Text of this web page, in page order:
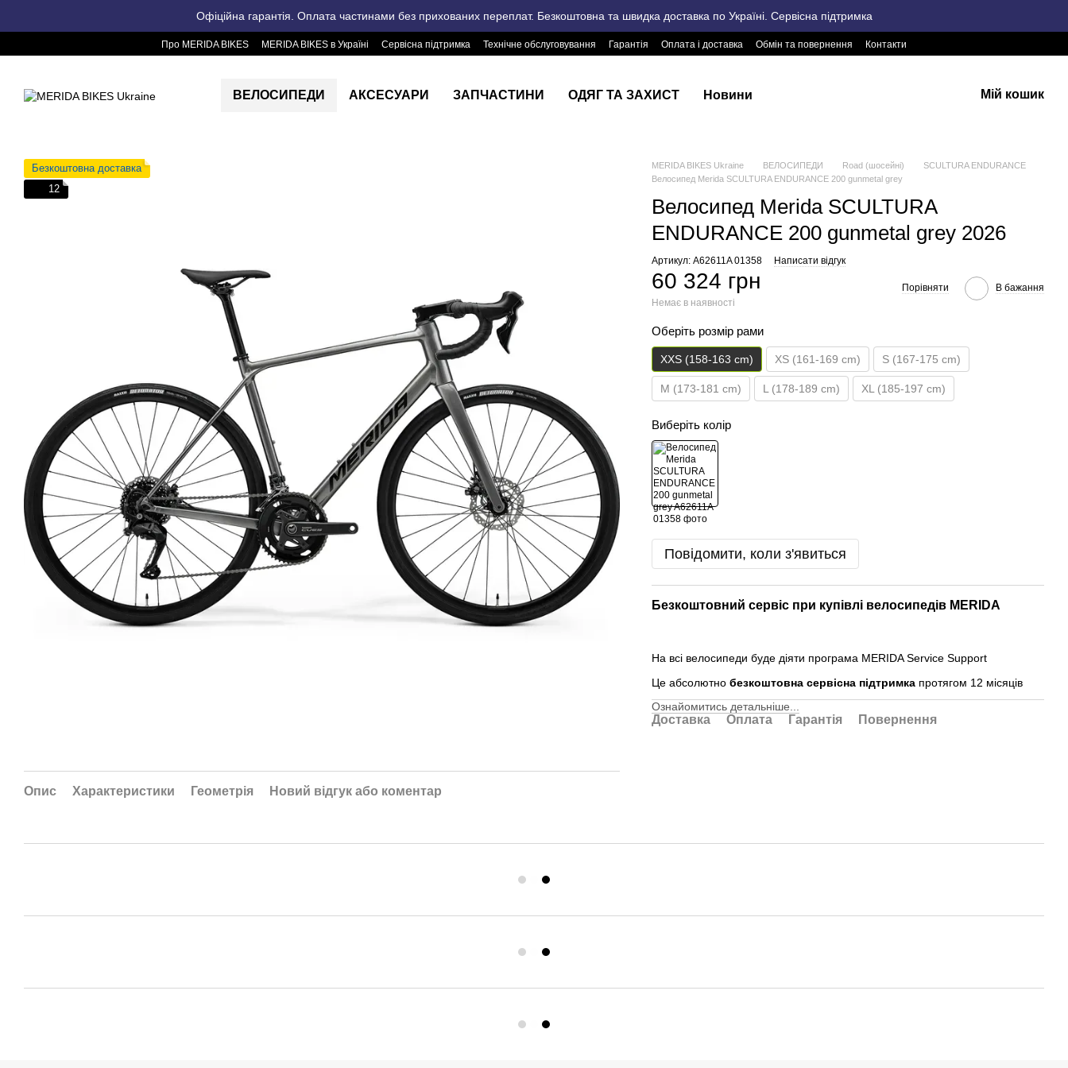
Офіційна гарантія. Оплата частинами без прихованих переплат. Безкоштовна та швидка доставка по Україні. Сервісна підтримка
Про MERIDA BIKES MERIDA BIKES в Україні Сервісна підтримка Технічне обслуговування Гарантія Оплата і доставка Обмін та повернення Контакти
ВЕЛОСИПЕДИ АКСЕСУАРИ ЗАПЧАСТИНИ ОДЯГ ТА ЗАХИСТ Новини Мій кошик
Безкоштовна доставка
12
Опис Характеристики Геометрія Новий відгук або коментар
MERIDA BIKES Ukraine ВЕЛОСИПЕДИ Road (шосейні)
SCULTURA ENDURANCE
Велосипед Merida SCULTURA ENDURANCE 200 gunmetal grey
Велосипед Merida SCULTURA
ENDURANCE 200 gunmetal grey 2026
Артикул: A62611A 01358 Написати відгук
60 324 грн
Немає в наявності
Порівняти В бажання
Оберіть розмір рами
XXS (158-163 cm) XS (161-169 cm) S (167-175 cm)
M (173-181 cm) L (178-189 cm) XL (185-197 cm)
Виберіть колір
Повідомити, коли з'явиться
Безкоштовний сервіс при купівлі велосипедів MERIDA
На всі велосипеди буде діяти програма MERIDA Service Support
Це абсолютнобезкоштовна сервісна підтримка протягом 12 місяців
Ознайомитись детальніше...
Доставка Оплата Гарантія Повернення